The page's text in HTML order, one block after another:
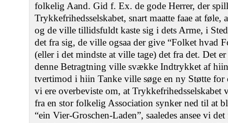
folkelig Aand. Gid f. Ex. de gode Herrer, der
Trykkefrihedsselskabet, snart maatte faae at
og de ville tillidsfuldt kaste sig i dets Arme, i
det fra sig, de ville ogsaa der give “Folket hvad
(eller i det mindste at ville tage) det fra det. Det
denne Betragtning ville svække Indtrykket af
tvertimod i hiin Tanke ville søge en ny Støtte for
vi ere overbeviste om, at Trykkefrihedsselskabet
fra en stor folkelig Association synker ned til at
“ein Vier-Groschen-Laden”, saaledes ansee vi